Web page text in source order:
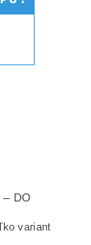
– DO
variant